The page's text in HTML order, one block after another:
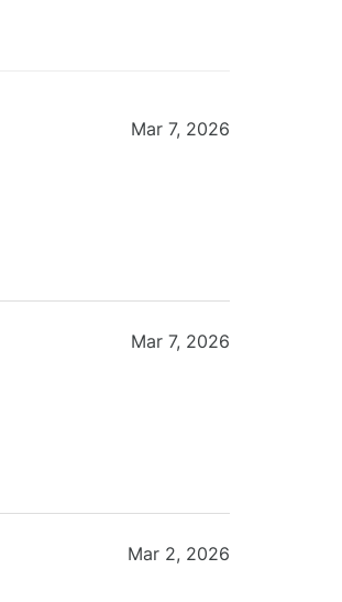
Mar 7, 2026
Mar 7, 2026
Mar 2, 2026